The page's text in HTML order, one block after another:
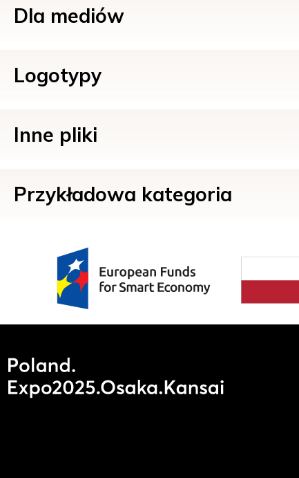
Dla mediów
Logotypy
Inne pliki
Przykładowa kategoria